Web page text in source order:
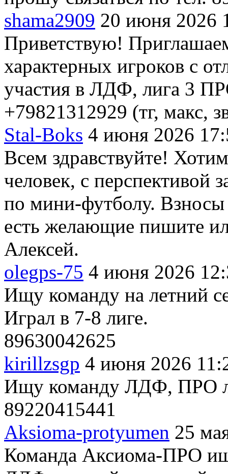
shama2909 20 июня 2026
Приветствую!
характерных игроков с
участия в ЛДФ, лига 3
+79821312929 (тг, макс,
Stal-Boks 4 июня 2026
Всем здравствуйте!
человек, с перспективой
по мини-футболу.
есть желающие пишите
Алексей.
olegps-75 4 июня 2026
Ищу команду на летний
Играл в 7-8 лиге.
89630042625
kirillzsgp 4 июня 2026
Ищу команду ЛДФ, ПРО
89220415441
Aksioma-protyumen 25
Команда Аксиома-ПРО